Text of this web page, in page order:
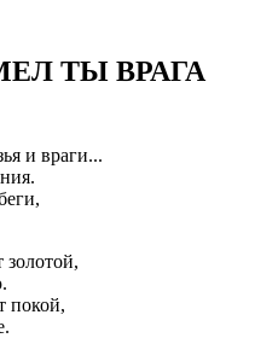
ТЫ ВРАГА
и враги...
покой,